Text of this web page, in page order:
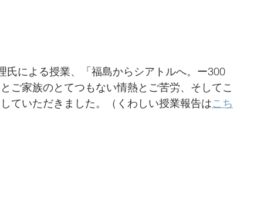
による授業、「福島からシアトルへ。ー300
ご家族のとてつもない情熱とご苦労、そしてこ
ていただきました。（くわしい授業報告はこち